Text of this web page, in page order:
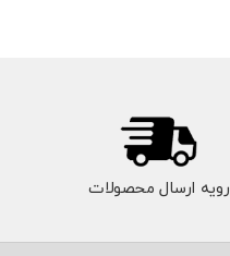
رویه ارسال محصولات